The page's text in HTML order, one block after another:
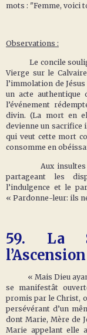
mots : "Femme, voici
Observations :
Le concile
Vierge sur le
l’immolation de
un acte authentique
l’événement
divin. (La mort en
devienne un sacrifice
qui veut cette mort
consomme en
Aux insultes
partageant les
l’indulgence et le
« Pardonne-leur: ils
59. La
l’Ascension
« Mais Dieu ayant
se manifestât
promis par le Christ,
persévérant d’un
dont Marie, Mère de
Marie appelant elle